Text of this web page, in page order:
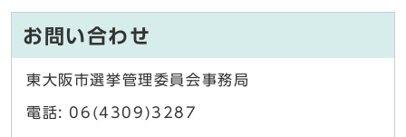
お問い合わせ
東大阪市選挙管理委員会事務局
電話: 06(4309)3287